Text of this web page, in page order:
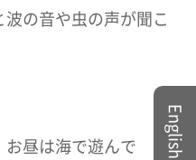
の音や虫の声が聞こ
お昼は海で遊んで
English